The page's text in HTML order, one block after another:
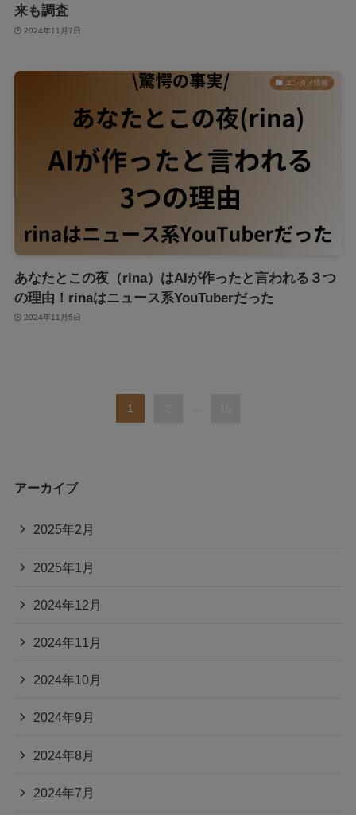
来も調査
2024年11月7日
エンタメ情報
あなたとこの夜（rina）はAIが作ったと言われる３つ
の理由！rinaはニュース系YouTuberだった
2024年11月5日
1
アーカイブ
2025年2月
2025年1月
2024年12月
2024年11月
2024年10月
2024年9月
2024年8月
2024年7月